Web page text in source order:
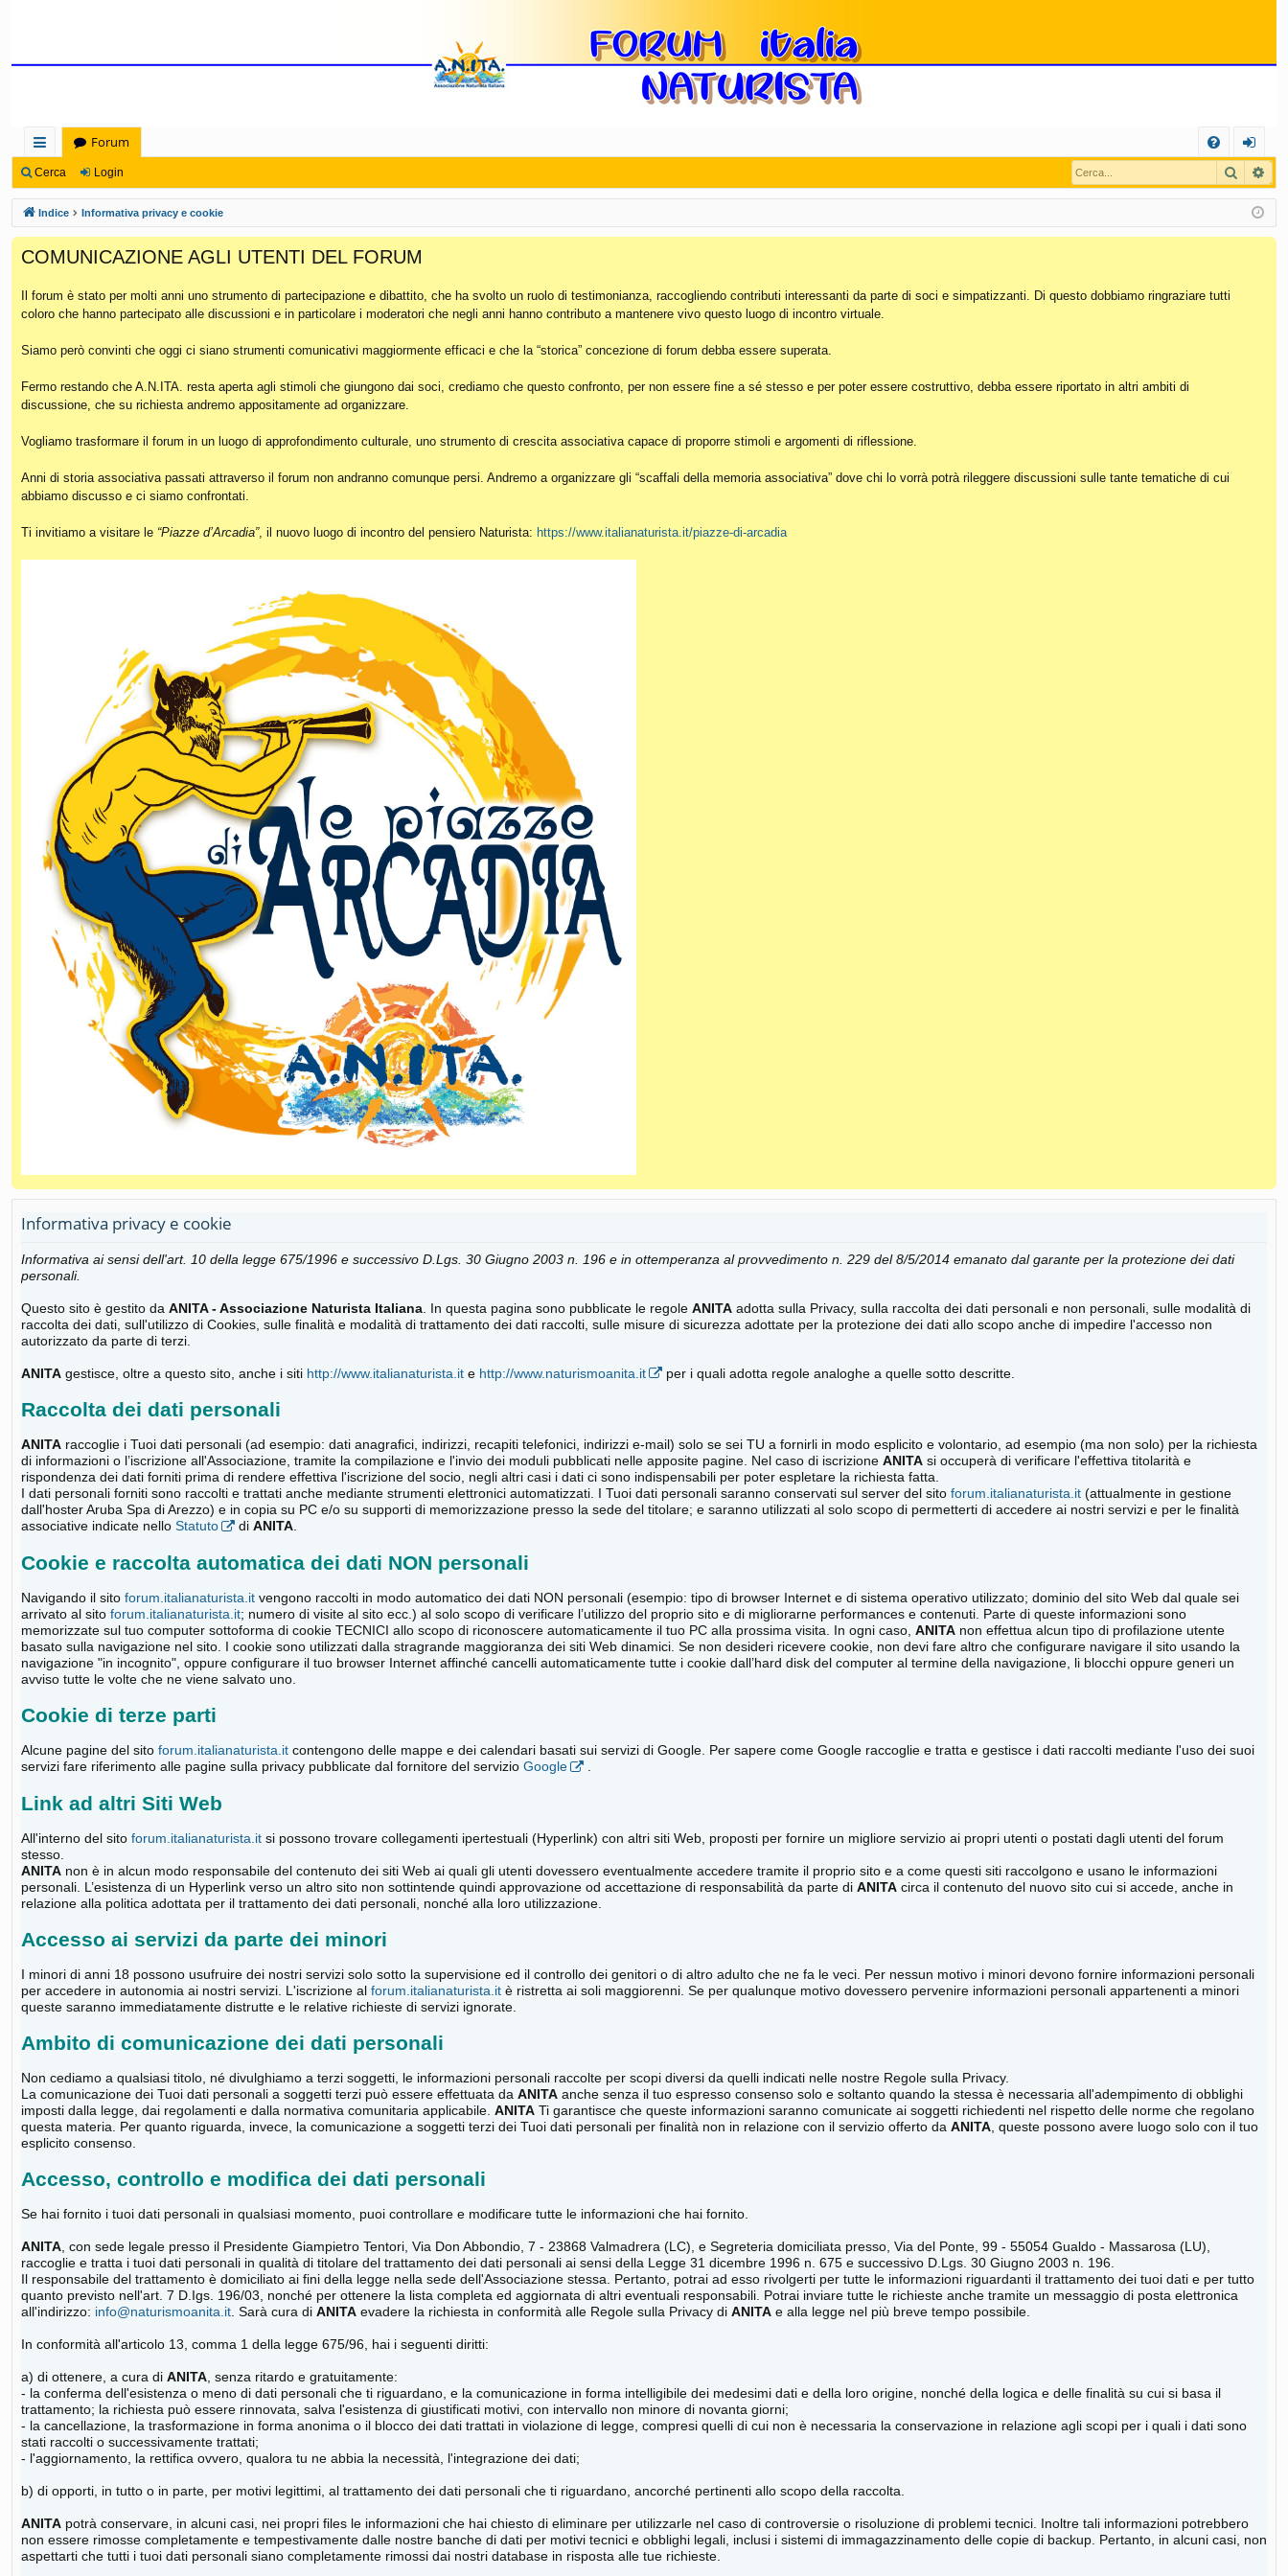
oll
eg
a
m
en
ti
Ra
di
Forum
Q
og
in
Cerca Login Cerca
Indice Informativa privacy e cookie
COMUNICAZIONE AGLI UTENTI DEL FORUM
Il forum è stato per molti anni uno strumento di partecipazione e dibattito, che ha svolto un ruolo di testimonianza, raccogliendo contributi interessanti da parte di soci e simpatizzanti. Di questo dobbiamo ringraziare tutti
coloro che hanno partecipato alle discussioni e in particolare i moderatori che negli anni hanno contributo a mantenere vivo questo luogo di incontro virtuale.
Siamo però convinti che oggi ci siano strumenti comunicativi maggiormente efficaci e che la “storica” concezione di forum debba essere superata.
Fermo restando che A.N.ITA. resta aperta agli stimoli che giungono dai soci, crediamo che questo confronto, per non essere fine a sé stesso e per poter essere costruttivo, debba essere riportato in altri ambiti di
discussione, che su richiesta andremo appositamente ad organizzare.
Vogliamo trasformare il forum in un luogo di approfondimento culturale, uno strumento di crescita associativa capace di proporre stimoli e argomenti di riflessione.
Anni di storia associativa passati attraverso il forum non andranno comunque persi. Andremo a organizzare gli “scaffali della memoria associativa” dove chi lo vorrà potrà rileggere discussioni sulle tante tematiche di cui
abbiamo discusso e ci siamo confrontati.
Ti invitiamo a visitare le “Piazze d’Arcadia”, il nuovo luogo di incontro del pensiero Naturista: https://www.italianaturista.it/piazze-di-arcadia
Informativa privacy e cookie
Informativa ai sensi dell'art. 10 della legge 675/1996 e successivo D.Lgs. 30 Giugno 2003 n. 196 e in ottemperanza al provvedimento n. 229 del 8/5/2014 emanato dal garante per la protezione dei dati
personali.
Questo sito è gestito da ANITA - Associazione Naturista Italiana . In questa pagina sono pubblicate le regole ANITA adotta sulla Privacy, sulla raccolta dei dati personali e non personali, sulle modalità di
raccolta dei dati, sull'utilizzo di Cookies, sulle finalità e modalità di trattamento dei dati raccolti, sulle misure di sicurezza adottate per la protezione dei dati allo scopo anche di impedire l'accesso non
autorizzato da parte di terzi.
ANITA gestisce, oltre a questo sito, anche i siti http://www.italianaturista.it e http://www.naturismoanita.it per i quali adotta regole analoghe a quelle sotto descritte.
Raccolta dei dati personali
ANITA raccoglie i Tuoi dati personali (ad esempio: dati anagrafici, indirizzi, recapiti telefonici, indirizzi e-mail) solo se sei TU a fornirli in modo esplicito e volontario, ad esempio (ma non solo) per la richiesta
di informazioni o l’iscrizione all'Associazione, tramite la compilazione e l'invio dei moduli pubblicati nelle apposite pagine. Nel caso di iscrizione ANITA si occuperà di verificare l'effettiva titolarità e
rispondenza dei dati forniti prima di rendere effettiva l'iscrizione del socio, negli altri casi i dati ci sono indispensabili per poter espletare la richiesta fatta.
I dati personali forniti sono raccolti e trattati anche mediante strumenti elettronici automatizzati. I Tuoi dati personali saranno conservati sul server del sito forum.italianaturista.it (attualmente in gestione
dall'hoster Aruba Spa di Arezzo) e in copia su PC e/o su supporti di memorizzazione presso la sede del titolare; e saranno utilizzati al solo scopo di permetterti di accedere ai nostri servizi e per le finalità
associative indicate nello Statuto di ANITA.
Cookie e raccolta automatica dei dati NON personali
Navigando il sito forum.italianaturista.it vengono raccolti in modo automatico dei dati NON personali (esempio: tipo di browser Internet e di sistema operativo utilizzato; dominio del sito Web dal quale sei
arrivato al sito forum.italianaturista.it; numero di visite al sito ecc.) al solo scopo di verificare l’utilizzo del proprio sito e di migliorarne performances e contenuti. Parte di queste informazioni sono
memorizzate sul tuo computer sottoforma di cookie TECNICI allo scopo di riconoscere automaticamente il tuo PC alla prossima visita. In ogni caso, ANITA non effettua alcun tipo di profilazione utente
basato sulla navigazione nel sito. I cookie sono utilizzati dalla stragrande maggioranza dei siti Web dinamici. Se non desideri ricevere cookie, non devi fare altro che configurare navigare il sito usando la
navigazione "in incognito", oppure configurare il tuo browser Internet affinché cancelli automaticamente tutte i cookie dall’hard disk del computer al termine della navigazione, li blocchi oppure generi un
avviso tutte le volte che ne viene salvato uno.
Cookie di terze parti
Alcune pagine del sito forum.italianaturista.it contengono delle mappe e dei calendari basati sui servizi di Google. Per sapere come Google raccoglie e tratta e gestisce i dati raccolti mediante l'uso dei suoi
servizi fare riferimento alle pagine sulla privacy pubblicate dal fornitore del servizio Google .
Link ad altri Siti Web
All'interno del sito forum.italianaturista.it si possono trovare collegamenti ipertestuali (Hyperlink) con altri siti Web, proposti per fornire un migliore servizio ai propri utenti o postati dagli utenti del forum
stesso.
ANITA non è in alcun modo responsabile del contenuto dei siti Web ai quali gli utenti dovessero eventualmente accedere tramite il proprio sito e a come questi siti raccolgono e usano le informazioni
personali. L’esistenza di un Hyperlink verso un altro sito non sottintende quindi approvazione od accettazione di responsabilità da parte di ANITA circa il contenuto del nuovo sito cui si accede, anche in
relazione alla politica adottata per il trattamento dei dati personali, nonché alla loro utilizzazione.
Accesso ai servizi da parte dei minori
I minori di anni 18 possono usufruire dei nostri servizi solo sotto la supervisione ed il controllo dei genitori o di altro adulto che ne fa le veci. Per nessun motivo i minori devono fornire informazioni personali
per accedere in autonomia ai nostri servizi. L'iscrizione al forum.italianaturista.it è ristretta ai soli maggiorenni. Se per qualunque motivo dovessero pervenire informazioni personali appartenenti a minori
queste saranno immediatamente distrutte e le relative richieste di servizi ignorate.
Ambito di comunicazione dei dati personali
Non cediamo a qualsiasi titolo, né divulghiamo a terzi soggetti, le informazioni personali raccolte per scopi diversi da quelli indicati nelle nostre Regole sulla Privacy.
La comunicazione dei Tuoi dati personali a soggetti terzi può essere effettuata da ANITA anche senza il tuo espresso consenso solo e soltanto quando la stessa è necessaria all'adempimento di obblighi
imposti dalla legge, dai regolamenti e dalla normativa comunitaria applicabile. ANITA Ti garantisce che queste informazioni saranno comunicate ai soggetti richiedenti nel rispetto delle norme che regolano
questa materia. Per quanto riguarda, invece, la comunicazione a soggetti terzi dei Tuoi dati personali per finalità non in relazione con il servizio offerto da ANITA, queste possono avere luogo solo con il tuo
esplicito consenso.
Accesso, controllo e modifica dei dati personali
Se hai fornito i tuoi dati personali in qualsiasi momento, puoi controllare e modificare tutte le informazioni che hai fornito.
ANITA, con sede legale presso il Presidente Giampietro Tentori, Via Don Abbondio, 7 - 23868 Valmadrera (LC), e Segreteria domiciliata presso, Via del Ponte, 99 - 55054 Gualdo - Massarosa (LU),
raccoglie e tratta i tuoi dati personali in qualità di titolare del trattamento dei dati personali ai sensi della Legge 31 dicembre 1996 n. 675 e successivo D.Lgs. 30 Giugno 2003 n. 196.
Il responsabile del trattamento è domiciliato ai fini della legge nella sede dell'Associazione stessa. Pertanto, potrai ad esso rivolgerti per tutte le informazioni riguardanti il trattamento dei tuoi dati e per tutto
quanto previsto nell'art. 7 D.Igs. 196/03, nonché per ottenere la lista completa ed aggiornata di altri eventuali responsabili. Potrai inviare tutte le richieste anche tramite un messaggio di posta elettronica
all'indirizzo: info@naturismoanita.it. Sarà cura di ANITA evadere la richiesta in conformità alle Regole sulla Privacy di ANITA e alla legge nel più breve tempo possibile.
In conformità all'articolo 13, comma 1 della legge 675/96, hai i seguenti diritti:
a) di ottenere, a cura di ANITA, senza ritardo e gratuitamente:
- la conferma dell'esistenza o meno di dati personali che ti riguardano, e la comunicazione in forma intelligibile dei medesimi dati e della loro origine, nonché della logica e delle finalità su cui si basa il
trattamento; la richiesta può essere rinnovata, salva l'esistenza di giustificati motivi, con intervallo non minore di novanta giorni;
- la cancellazione, la trasformazione in forma anonima o il blocco dei dati trattati in violazione di legge, compresi quelli di cui non è necessaria la conservazione in relazione agli scopi per i quali i dati sono
stati raccolti o successivamente trattati;
- l'aggiornamento, la rettifica ovvero, qualora tu ne abbia la necessità, l'integrazione dei dati;
b) di opporti, in tutto o in parte, per motivi legittimi, al trattamento dei dati personali che ti riguardano, ancorché pertinenti allo scopo della raccolta.
ANITA potrà conservare, in alcuni casi, nei propri files le informazioni che hai chiesto di eliminare per utilizzarle nel caso di controversie o risoluzione di problemi tecnici. Inoltre tali informazioni potrebbero
non essere rimosse completamente e tempestivamente dalle nostre banche di dati per motivi tecnici e obblighi legali, inclusi i sistemi di immagazzinamento delle copie di backup. Pertanto, in alcuni casi, non
aspettarti che tutti i tuoi dati personali siano completamente rimossi dai nostri database in risposta alle tue richieste.